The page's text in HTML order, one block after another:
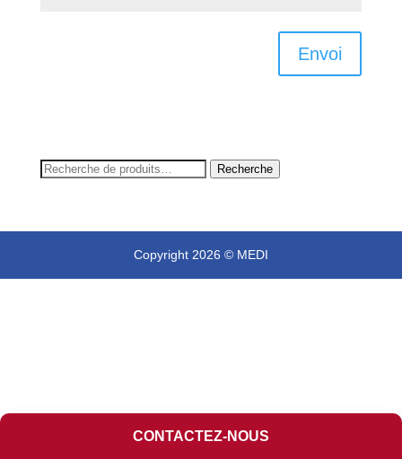
Envoi
Recherche
Recherche
Copyright 2026 © MEDI
CONTACTEZ-NOUS